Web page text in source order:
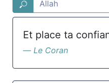
Et place ta
Le Coran